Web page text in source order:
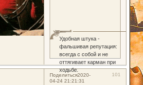
Удобная штука -
фальшивая репутация:
всегда с собой и не
оттягивает карман при
ходьбе.
Поделиться 101
2020-
04-24 21:21:31